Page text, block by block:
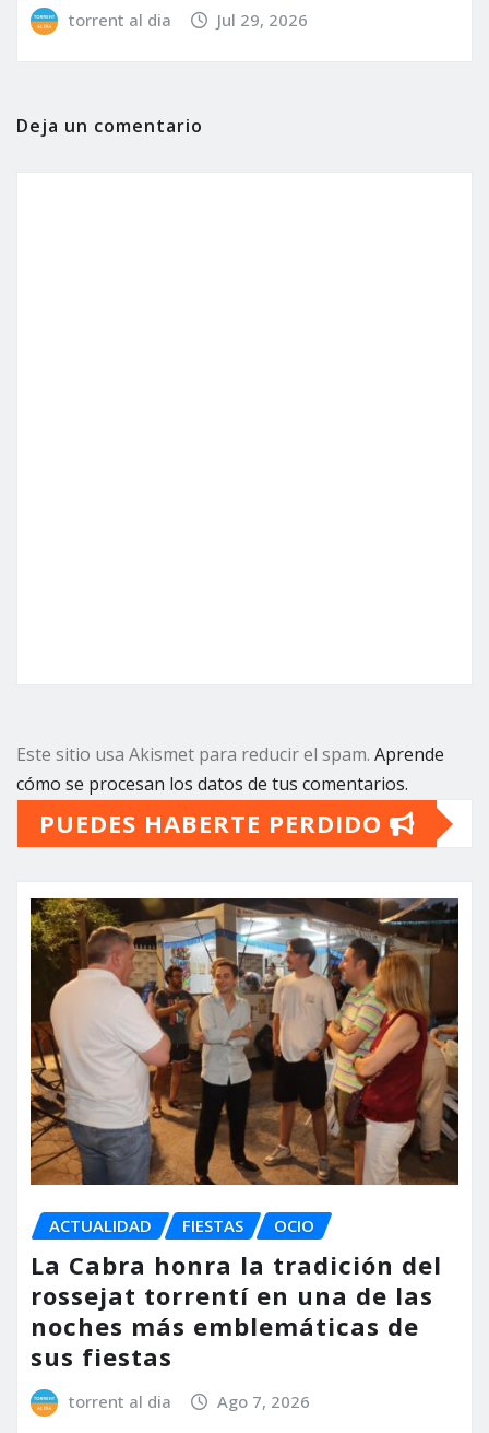
torrent al dia Jul 29, 2026
Deja un comentario
Este sitio usa Akismet para reducir el spam. Aprende
cómo se procesan los datos de tus comentarios.
PUEDES HABERTE PERDIDO
ACTUALIDAD FIESTAS OCIO
La Cabra honra la tradición del
rossejat torrentí en una de las
noches más emblemáticas de
sus fiestas
torrent al dia Ago 7, 2026